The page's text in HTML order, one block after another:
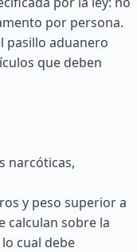
por persona.
pasillo aduanero
que deben
narcóticas,
y peso superior a
calculan sobre la
cual debe